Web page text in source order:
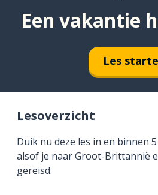
Een vakantie
Les
Lesoverzicht
Duik nu deze les in en binnen
alsof je naar Groot-Brittannië
gereisd.